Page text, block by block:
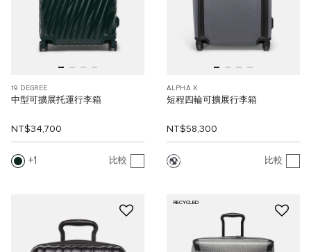
19 DEGREE
中型可擴展托運行李箱
NT$34,700
1 比較
ALPHA X
短程四輪可擴展行李箱
NT$58,300
比較
RECYCLED